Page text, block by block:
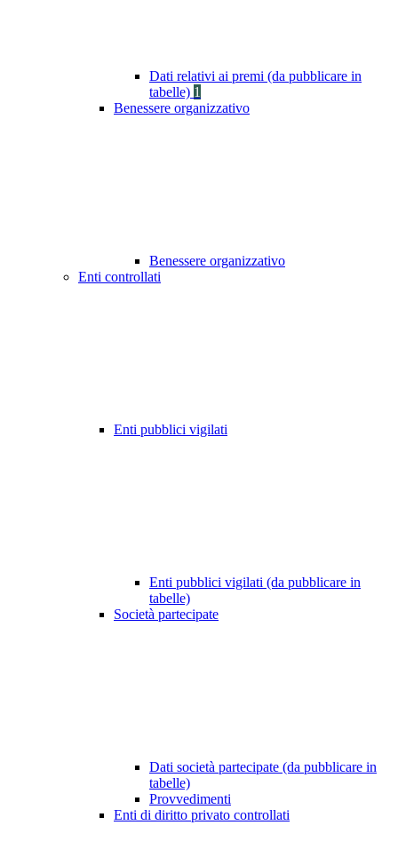
Dati relativi ai premi (da pubblicare in
tabelle) 1
Benessere organizzativo
Benessere organizzativo
Enti controllati
Enti pubblici vigilati
Enti pubblici vigilati (da pubblicare in
tabelle)
Società partecipate
Dati società partecipate (da pubblicare in
tabelle)
Provvedimenti
Enti di diritto privato controllati